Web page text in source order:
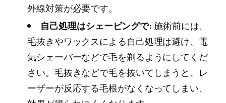
外線対策が必要です。
自己処理はシェービングで:施術前には、
毛抜きやワックスによる自己処理は避け、電
気シェーバーなどで毛を剃るようにしてくだ
さい。毛抜きなどで毛を抜いてしまうと、レ
ーザーが反応する毛根がなくなってしまい、